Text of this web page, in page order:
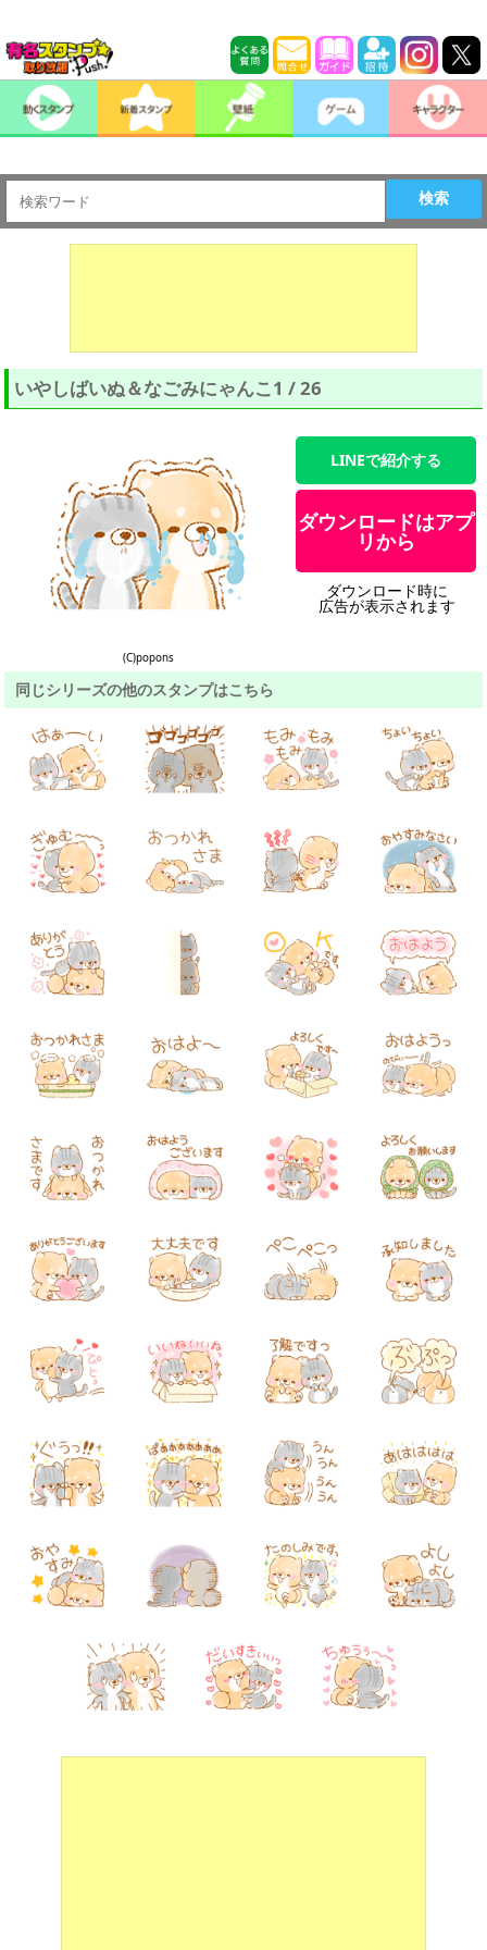
検索
いやしばいぬ＆なごみにゃんこ1 / 26
(C)popons
LINEで紹介する
ダウンロードはアプ
リから
ダウンロード時に
広告が表示されます
同じシリーズの他のスタンプはこちら